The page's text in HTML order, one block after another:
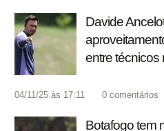
Davide
entre técnicos
04/11/25 às 17:11 0 comentários
Botafogo tem